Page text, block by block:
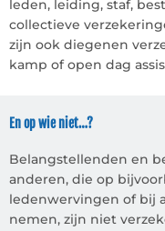
leden, leiding, staf,
collectieve
zijn ook diegenen
kamp of open dag
En op wie niet…?
Belangstellenden en
anderen, die op
ledenwervingen of bij
nemen, zijn niet